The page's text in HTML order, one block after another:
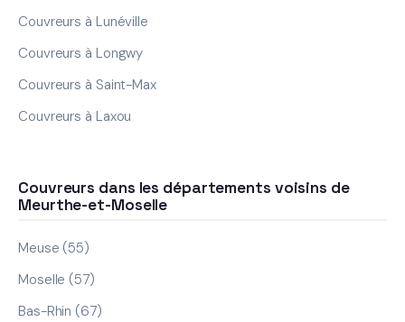
Couvreurs à Lunéville
Couvreurs à Longwy
Couvreurs à Saint-Max
Couvreurs à Laxou
Couvreurs dans les départements voisins de
Meurthe-et-Moselle
Meuse (55)
Moselle (57)
Bas-Rhin (67)